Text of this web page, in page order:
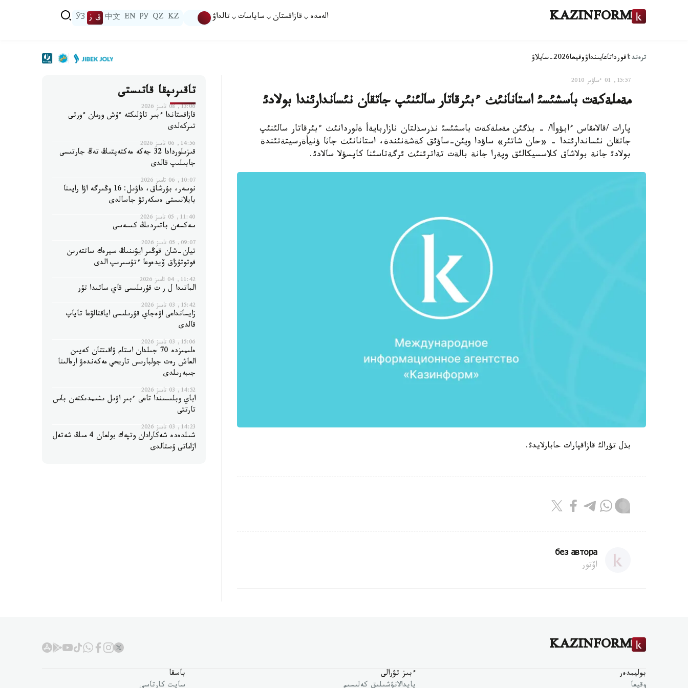
KAZINFORM الەمدە قازاقستان ساياسات تالداۋ KZ
QZ
РУ
EN
中文 ق ز ЎЗ
ترەند:اقورداتاعايىنداۋوقيعا2026-سايلاۋ
15:57, 01 ءساۋىر 2010
مةملةكةت باسشئسئ استانانئث ءبئرقاتار سالئنئپ جاتقان نئساندارئندا بولادئ
پارات /قالامقاس ءابؤوأا/ - بذگئن مةملةكةت باسشئسئ نذرسذلتان نازاربايةأ ةلوردانئث ءبئرقاتار سالئنئپ
جاتقان نئساندارئندا - «حان شاتئر» ساؤدا ويئن-ساؤئق كةشةنئندة، استانانئث جاثا ؤنيأةرسيتةتئندة
بولادئ جانة بولاشاق كلاسسيكالئق وپةرا جانة بالةت تةاترئنئث ئرگةتاسئنا كاپسؤلا سالادئ.
بذل تؤرالئ قازاقپارات حابارلايدئ.
без автора
اۆتور
تاقىرىپقا قاتىستى
13:06, 08 تامىز 2026
قازاقستاندا ءبىر تاۋلىكتە ءۇش ورمان ءورتى
تىركەلدى
14:56, 06 تامىز 2026
قىزىلوردادا 32 جەكە مەكتەپتىڭ تەڭ جارتىسى
جابىلىپ قالدى
10:07, 06 تامىز 2026
نوسەر، بۇرشاق، داۋىل: 16 وڭىرگە اۋا رايىنا
بايلانىستى ەسكەرتۋ جاسالدى
11:40, 05 تامىز 2026
سەكسەن باتىردىڭ كىسەسى
09:07, 05 تامىز 2026
تيان-شان قوڭىر ايۋىنىڭ سيرەك ساتتەرىن
فوتوتۇزاق ۆيدەوعا ءتۇسىرىپ الدى
11:42, 04 تامىز 2026
الماتىدا ل ر ت قۇرىلىسى قاي ساتىدا تۇر
15:42, 03 تامىز 2026
زايسانداعى اۋەجاي قۇرىلىسى اياقتالۋعا تاياپ
قالدى
15:06, 03 تامىز 2026
ەلىمىزدە 70 جىلدان استام ۋاقىتتان كەيىن
العاش رەت جولبارىس تاريحي مەكەندەۋ ارەالىنا
جىبەرىلدى
14:52, 03 تامىز 2026
اباي وبلىسىندا تاعى ءبىر اۋىل ىشىمدىكتەن باس
تارتتى
14:23, 03 تامىز 2026
شىلدەدە شەكارادان وتپەك بولعان 4 مىڭ شەتەل
ازاماتى ۇستالدى
KAZINFORM
بوليمدەر
ءبىز تۋرالى
باسقا